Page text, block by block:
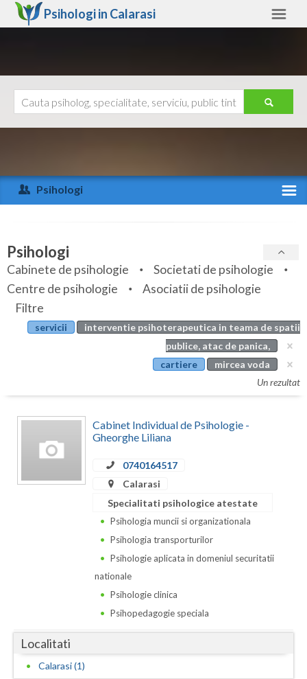
Psihologi in Calarasi
Arad
Arges
Bihor
Bistrita-Nasaud
Botosani
Bucuresti
Calarasi
Caras-Severin
Galati
Giurgiu
Ajutor
Psihologi
Specialitati
Servicii
Articole
Evenimente
Psihologi
Cabinete de psihologie
Societati de psihologie
Centre de psihologie
Asociatii de psihologie
Filtre
servicii
interventie psihoterapeutica in teama de spatii
publice, atac de panica,
cartiere
mircea voda
Un rezultat
Cabinet Individual de Psihologie -
Gheorghe Liliana
0740164517
Calarasi
Specialitati psihologice atestate
Psihologia muncii si organizationala
Psihologia transporturilor
Psihologie aplicata in domeniul securitatii
nationale
Psihologie clinica
Psihopedagogie speciala
Localitati
Calarasi (1)